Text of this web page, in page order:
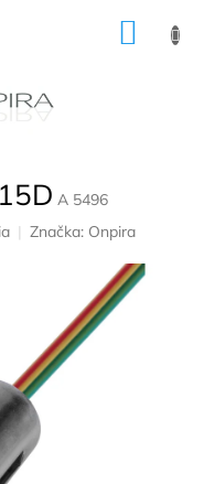
A 5496
Značka: Onpira